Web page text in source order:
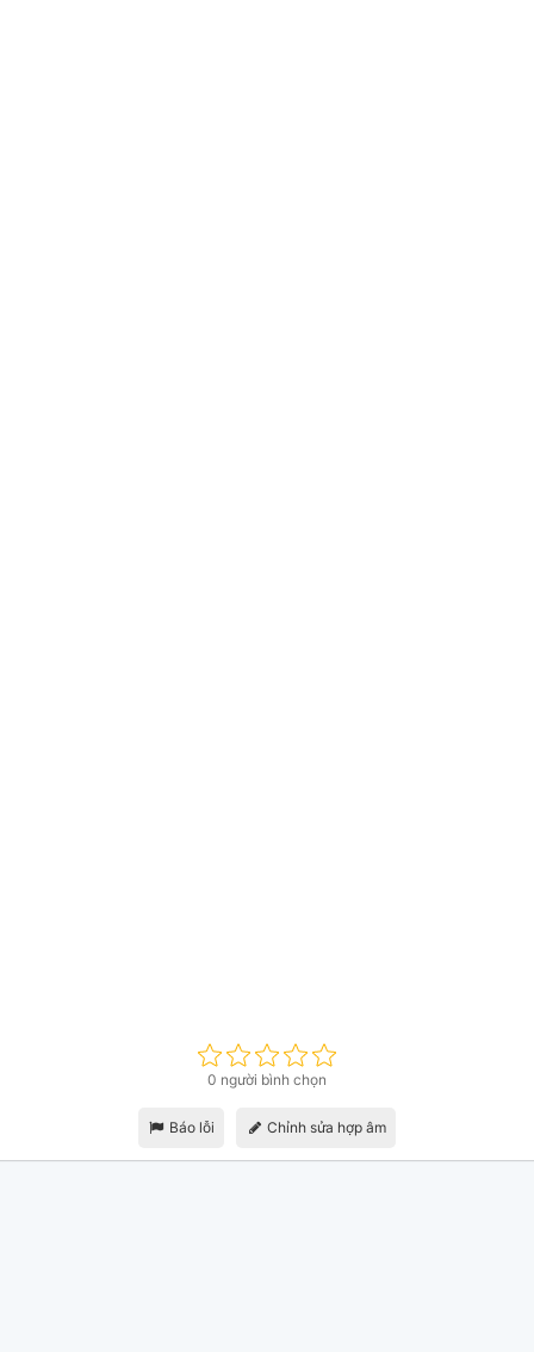
0 người bình chọn
Báo lỗi Chỉnh sửa hợp âm